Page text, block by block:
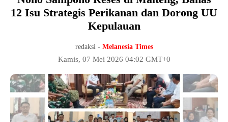
12 Isu Strategis Perikanan dan Dorong UU
Kepulauan
redaksi - Melanesia Times
Kamis, 07 Mei 2026 04:02 GMT+0